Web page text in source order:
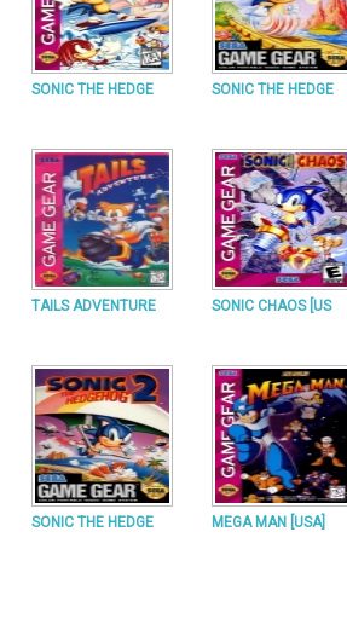
SONIC THE HEDGE SONIC THE HEDGE
TAILS ADVENTURE SONIC CHAOS [US
SONIC THE HEDGE MEGA MAN [USA]